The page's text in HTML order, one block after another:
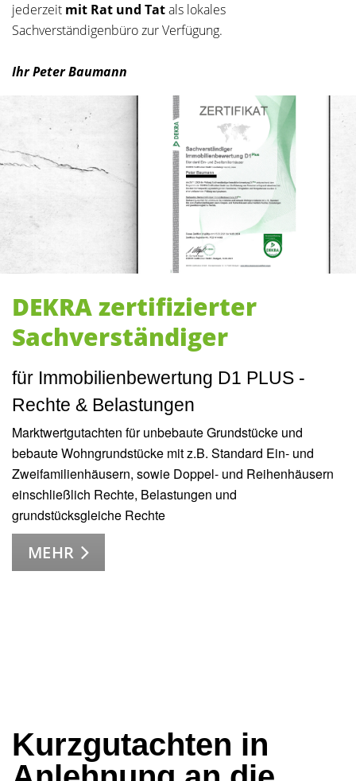
jederzeit mit Rat und Tatals lokales
Sachverständigenbüro zur Verfügung.
Ihr Peter Baumann
DEKRA zertifizierter
Sachverständiger
für Immobilienbewertung D1 PLUS -
Rechte & Belastungen
Marktwertgutachten für unbebaute Grundstücke und
bebaute Wohngrundstücke mit z.B. Standard Ein- und
Zweifamilienhäusern, sowie Doppel- und Reihenhäusern
einschließlich Rechte, Belastungen und
grundstücksgleiche Rechte
MEHR
Kurzgutachten in